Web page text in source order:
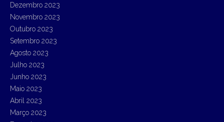
Dezembro 2023
Novembro 2023
Outubro 2023
Setembro 2023
Agosto 2023
Julho 2023
Junho 2023
Maio 2023
Abril 2023
Março 2023